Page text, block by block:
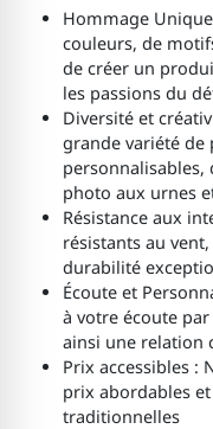
Hommage
couleurs, de
de créer un
les passions du
Diversité et
grande variété
photo aux urnes
Résistance aux
résistants au
durabilité
Écoute et
à votre écoute
ainsi une relation
Prix accessibles :
prix abordables
traditionnelles